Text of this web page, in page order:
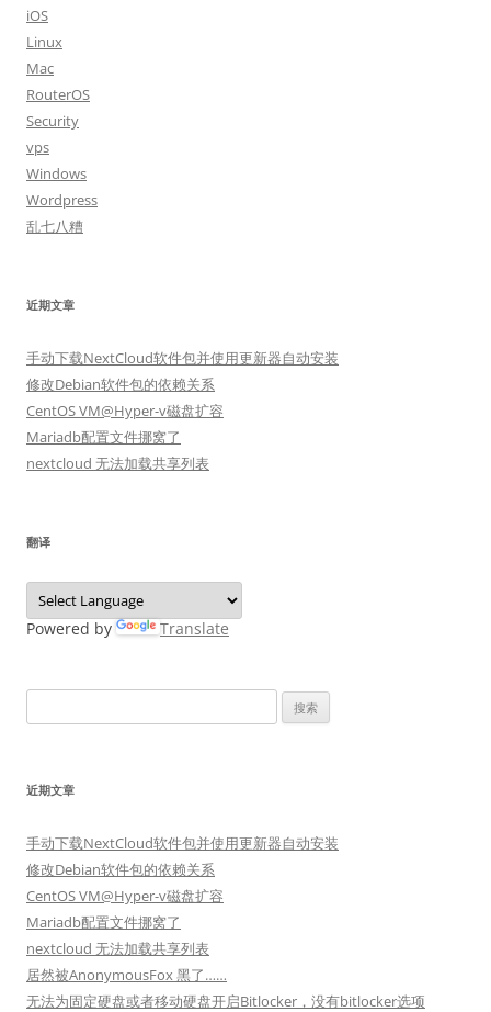
iOS
Linux
Mac
RouterOS
Security
vps
Windows
Wordpress
乱七八糟
近期文章
手动下载NextCloud软件包并使用更新器自动安装
修改Debian软件包的依赖关系
CentOS VM@Hyper-v磁盘扩容
Mariadb配置文件挪窝了
nextcloud 无法加载共享列表
翻译
Powered by Translate
索：
近期文章
手动下载NextCloud软件包并使用更新器自动安装
修改Debian软件包的依赖关系
CentOS VM@Hyper-v磁盘扩容
Mariadb配置文件挪窝了
nextcloud 无法加载共享列表
居然被AnonymousFox 黑了……
无法为固定硬盘或者移动硬盘开启Bitlocker，没有bitlocker选项